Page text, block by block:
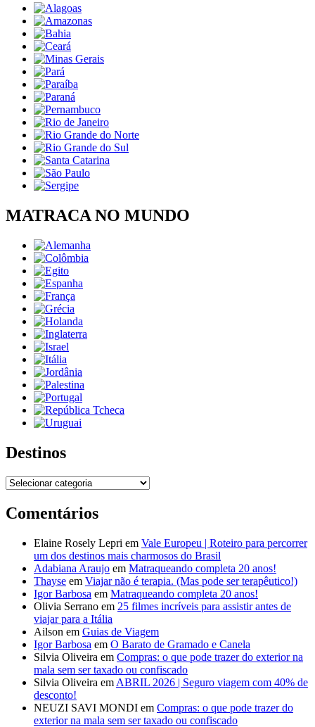
MATRACA NO MUNDO
Destinos
Destinos
Comentários
Elaine Rosely Lepri em Vale Europeu | Roteiro para percorrer
um dos destinos mais charmosos do Brasil
Adabiana Araujo em Matraqueando completa 20 anos!
Thayse em Viajar não é terapia. (Mas pode ser terapêutico!)
Igor Barbosa em Matraqueando completa 20 anos!
Olivia Serrano em 25 filmes incríveis para assistir antes de
viajar para a Itália
Ailson em Guias de Viagem
Igor Barbosa em O Barato de Gramado e Canela
Silvia Oliveira em Compras: o que pode trazer do exterior na
mala sem ser taxado ou confiscado
Silvia Oliveira em ABRIL 2026 | Seguro viagem com 40% de
desconto!
NEUZI SAVI MONDI em Compras: o que pode trazer do
exterior na mala sem ser taxado ou confiscado